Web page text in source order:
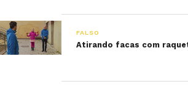
FALSO
Atirando facas com